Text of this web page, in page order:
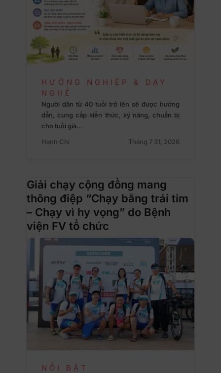
HƯỚNG NGHIỆP & DẠY
NGHỀ
Người dân từ 40 tuổi trở lên sẽ được hướng
dẫn, cung cấp kiến thức, kỹ năng, chuẩn bị
cho tuổi già…
Hạnh Chi
Tháng 7 31, 2026
Giải chạy cộng đồng mang
thông điệp “Chạy bằng trái tim
– Chạy vì hy vọng” do Bệnh
viện FV tổ chức
NỔI BẬT